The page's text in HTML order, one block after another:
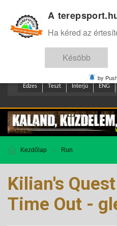
Edzes Teszt Interjú ENG
Kezdőlap Run
Kilian's
Time Out -
A
Ha kéred az
Késöbb
by